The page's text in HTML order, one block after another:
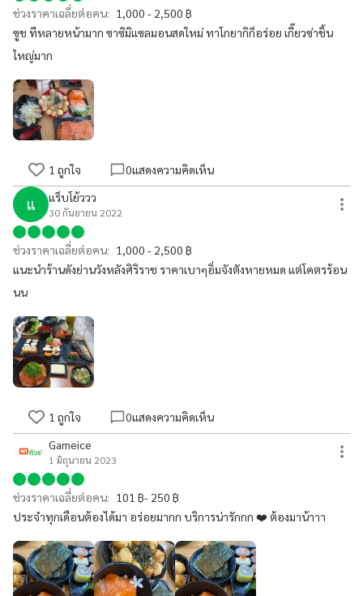
ช่วงราคาเฉลี่ยต่อคน: 1,000 - 2,500 ฿
ซูช ทีหลายหน้ามาก ซาซิมิแซลมอนสดใหม่ ทาโกยากิก็อร่อย เกี๊ยวซ่าชิ้น
ใหญ่มาก
1 ถูกใจ 0แสดงความคิดเห็น
แ แร็บโย้ววว
30 กันยายน 2022
ช่วงราคาเฉลี่ยต่อคน: 1,000 - 2,500 ฿
แนะนำร้านดังย่านวังหลังศิริราช ราคาเบาๆอิ่มจังตังหายหมด แต่โคตรร้อน
นน
1 ถูกใจ 0แสดงความคิดเห็น
Gameice
1 มิถุนายน 2023
ช่วงราคาเฉลี่ยต่อคน: 101 ฿- 250 ฿
ประจำทุกเดือนต้องได้มา อร่อยมากก บริการน่ารักกก ❤️ ต้องมาน้าาา